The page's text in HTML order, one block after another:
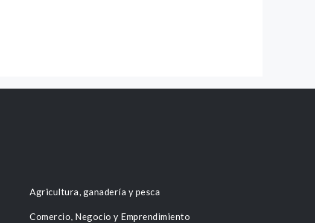
Agricultura, ganadería y pesca
Comercio, Negocio y Emprendimiento